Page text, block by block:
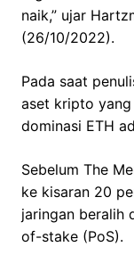
naik,” ujar
(26/10/2022).
Pada saat
aset kripto yang
dominasi ETH
Sebelum The
ke kisaran 20
jaringan
of-stake (PoS).